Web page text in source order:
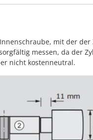
mit der
messen, da der
nicht kostenneutral.